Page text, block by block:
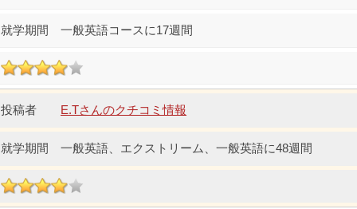
一般英語コースに17週間
E.Tさんのクチコミ情報
一般英語、エクストリーム、一般英語に48週間